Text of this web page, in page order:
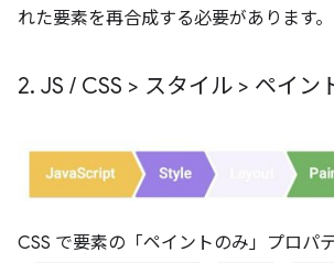
れた要素を再合成する必要があります。
2. JS / CSS > スタイル > ペイン
CSS で要素の「ペイントのみ」プロパ